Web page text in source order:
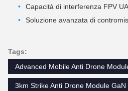
Capacità di interferenza FPV
Soluzione avanzata di
Tags:
Advanced Mobile Anti Drone
3km Strike Anti Drone Module GaN